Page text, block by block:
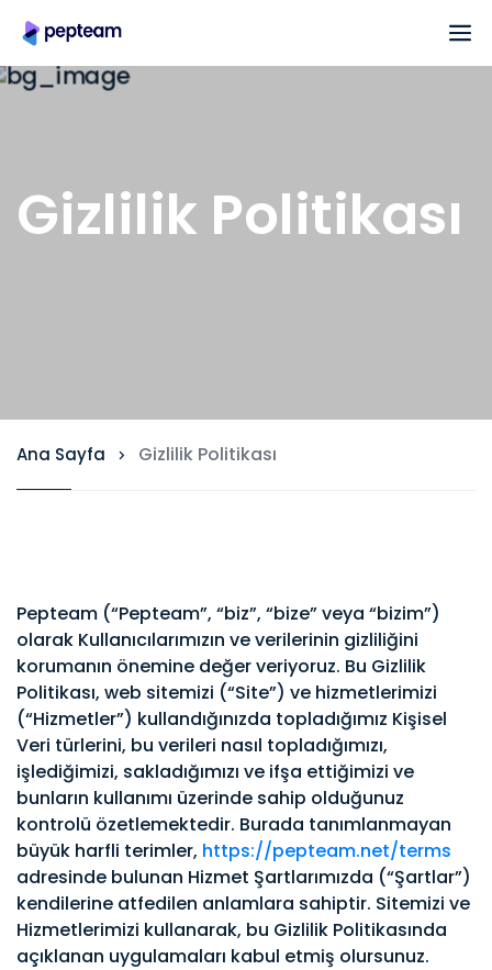
Gizlilik Politikası
Ana Sayfa Gizlilik Politikası
Pepteam (“Pepteam”, “biz”, “bize” veya “bizim”)
olarak Kullanıcılarımızın ve verilerinin gizliliğini
korumanın önemine değer veriyoruz. Bu Gizlilik
Politikası, web sitemizi (“Site”) ve hizmetlerimizi
(“Hizmetler”) kullandığınızda topladığımız Kişisel
Veri türlerini, bu verileri nasıl topladığımızı,
işlediğimizi, sakladığımızı ve ifşa ettiğimizi ve
bunların kullanımı üzerinde sahip olduğunuz
kontrolü özetlemektedir. Burada tanımlanmayan
büyük harfli terimler, https://pepteam.net/terms
adresinde bulunan Hizmet Şartlarımızda (“Şartlar”)
kendilerine atfedilen anlamlara sahiptir. Sitemizi ve
Hizmetlerimizi kullanarak, bu Gizlilik Politikasında
açıklanan uygulamaları kabul etmiş olursunuz.